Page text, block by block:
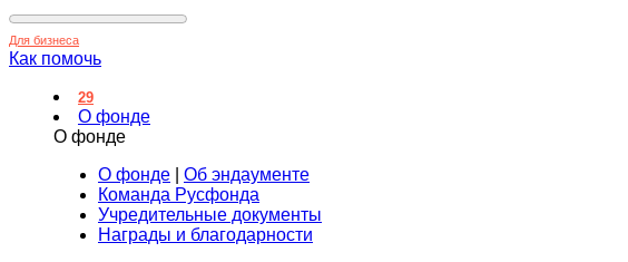
Для бизнеса
Как помочь
29
О фонде
О фонде
О фонде
Об эндаументе
Команда Русфонда
Учредительные документы
Награды и благодарности